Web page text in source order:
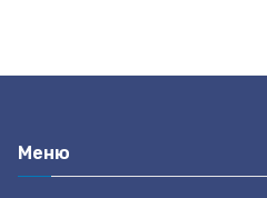
Меню